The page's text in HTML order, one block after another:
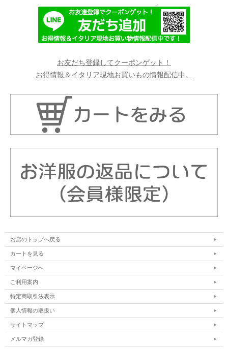
お友だち登録してクーポンゲット！
お得情報＆イタリア現地お買いもの情報配信中。
お店のトップへ戻る
カートを見る
マイページへ
ご利用案内
特定商取引法表示
個人情報の取扱い
サイトマップ
メルマガ登録